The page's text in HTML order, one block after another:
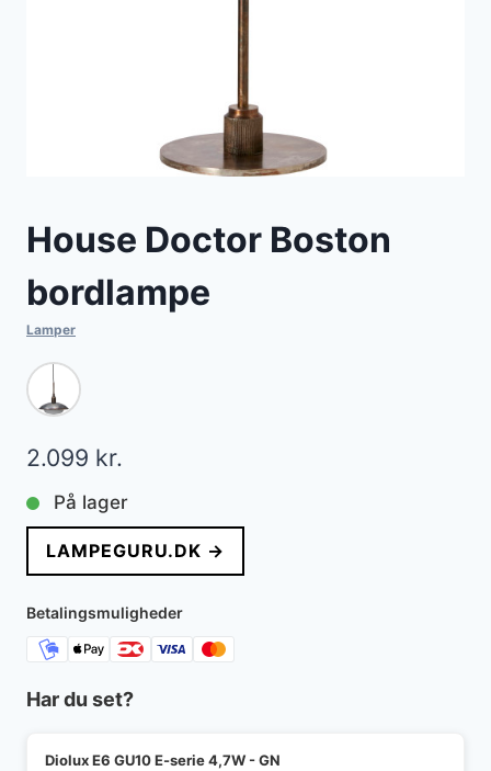
House Doctor Boston
bordlampe
Lamper
2.099 kr.
På lager
LAMPEGURU.DK →
Betalingsmuligheder
Har du set?
Diolux E6 GU10 E-serie 4,7W - GN